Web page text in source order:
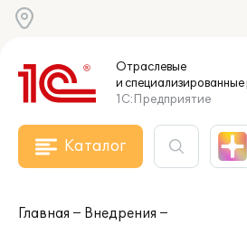
Отраслевые
и специализированные
1С:Предприятие
Каталог
Главная
Внедрения